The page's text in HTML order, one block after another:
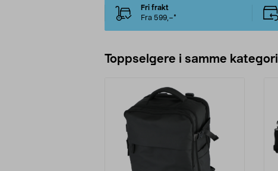
Fri frakt
Fra 599,–*
Toppselgere i samme kategori